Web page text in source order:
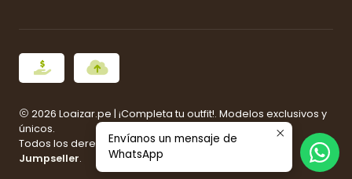
2026 Loaizar.pe | ¡Completa tu outfit!. Modelos exclusivos y
únicos.
Todos los derechos reservados.Desarrollado por
Jumpseller.
Envíanos un mensaje de
WhatsApp